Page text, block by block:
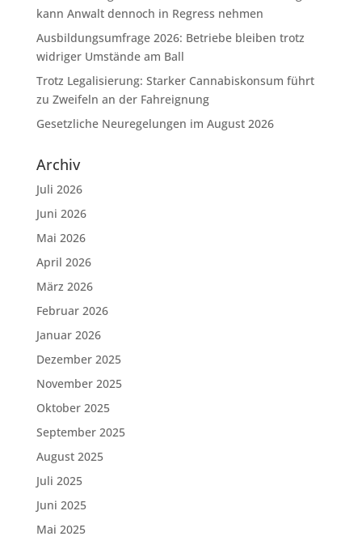
kann Anwalt dennoch in Regress nehmen
Ausbildungsumfrage 2026: Betriebe bleiben trotz
widriger Umstände am Ball
Trotz Legalisierung: Starker Cannabiskonsum führt
zu Zweifeln an der Fahreignung
Gesetzliche Neuregelungen im August 2026
Archiv
Juli 2026
Juni 2026
Mai 2026
April 2026
März 2026
Februar 2026
Januar 2026
Dezember 2025
November 2025
Oktober 2025
September 2025
August 2025
Juli 2025
Juni 2025
Mai 2025